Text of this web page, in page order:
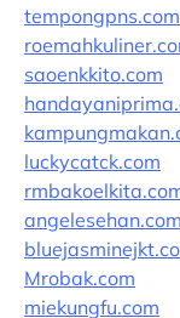
tempongpns.com
saoenkkito.com
luckycatck.com
angelesehan.com
Mrobak.com
miekungfu.com